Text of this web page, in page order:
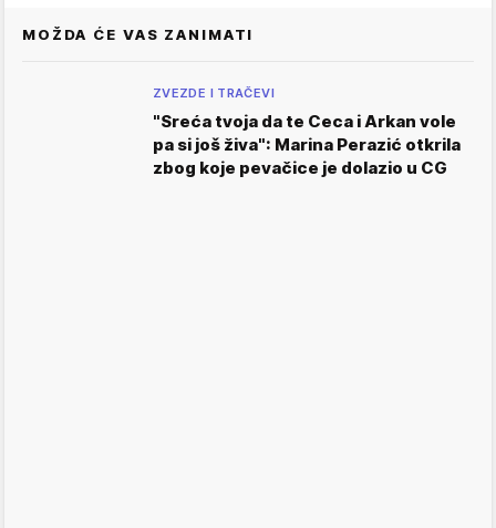
MOŽDA ĆE VAS ZANIMATI
ZVEZDE I TRAČEVI
"Sreća tvoja da te Ceca i Arkan vole
pa si još živa": Marina Perazić otkrila
zbog koje pevačice je dolazio u CG